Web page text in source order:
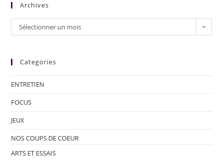
Archives
Sélectionner un mois
Categories
ENTRETIEN
FOCUS
JEUX
NOS COUPS DE COEUR
ARTS ET ESSAIS